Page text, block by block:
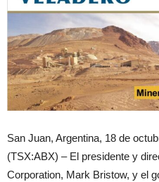
San Juan, Argentina, 18 de
(TSX:ABX) – El presidente y
Corporation, Mark Bristow, y el